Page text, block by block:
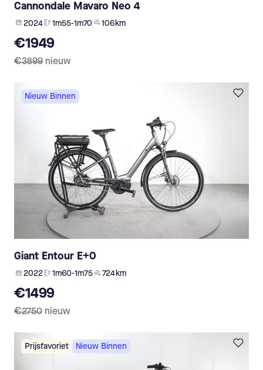
Cannondale Mavaro Neo 4
2024 1m55-1m70 106 km
€1949
€3899 nieuw
Nieuw Binnen
Giant Entour E+0
2022 1m60-1m75 724 km
€1499
€2750 nieuw
Prijsfavoriet Nieuw Binnen